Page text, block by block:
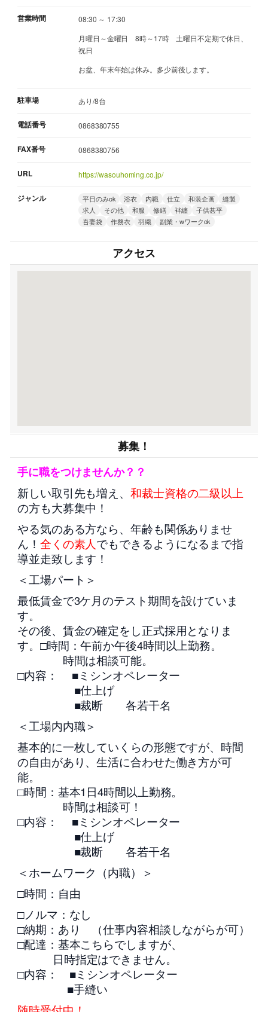
営業時間
08:30 ～ 17:30
月曜日～金曜日 8時～17時 土曜日不定期で休日、
祝日
お盆、年末年始は休み。多少前後します。
駐車場 あり/8台
電話番号 0868380755
FAX番号 0868380756
URL https://wasouhoming.co.jp/
ジャンル 平日のみok 浴衣 内職 仕立 和装企画
縫製
求人
その他 和服 修繕 袢纏
子供甚平
吾妻袋
作務衣 羽織 副業・wワークok
アクセス
募集！
手に職をつけませんか？？
新しい取引先も増え、 和裁士資格の二級以上
の方も大募集中！
やる気のある方なら、年齢も関係ありませ
ん！ 全くの素人でもできるようになるまで指
導並走致します！
＜工場パート＞
最低賃金で3ケ月のテスト期間を設けていま
す。
その後、賃金の確定をし正式採用となりま
す。□時間：午前か午後4時間以上勤務。
時間は相談可能。
□内容： ■ミシンオペレーター
■仕上げ
■裁断 各若干名
＜工場内内職＞
基本的に一枚していくらの形態ですが、時間
の自由があり、生活に合わせた働き方が可
能。
□時間：基本1日4時間以上勤務。
時間は相談可！
□内容： ■ミシンオペレーター
■仕上げ
■裁断 各若干名
＜ホームワーク（内職）＞
□時間：自由
□ノルマ：なし
□納期：あり （仕事内容相談しながらが可）
□配達：基本こちらでしますが、
日時指定はできません。
□内容： ■ミシンオペレーター
■手縫い